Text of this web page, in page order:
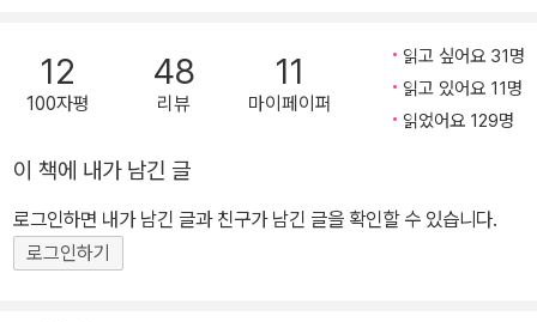
을 떠나는 바람에 미완성 유작으로 남을 뻔했던 <몬스터 콜스>에 새
숨을 불어넣는 용기 있는 결정을 했고, 그 결과 세계가 주목하는 청소
년소설이 탄생했다. 진실한 고백으로 자신의 죄의식과 정면 대결하
을 떠나길 바랐던 코너의 모순된 마음을 통해 복잡한 인간의 내면세
계를 그려 낸 작품이다. 코너가 밤마다 끔찍한 악몽에 시달리는 이유
는 아픈 엄마로 인해 학교와 집에서 점점 외톨이가 되어 가는 고통스
12
100자평
48
리뷰
11
마이페이퍼
읽고 싶어요 31명
읽고 있어요 11명
읽었어요 129명
이 책에 내가 남긴 글
로그인하면 내가 남긴 글과 친구가 남긴 글을 확인할 수 있습니다.
로그인하기